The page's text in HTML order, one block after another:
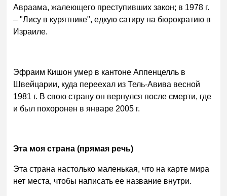
Авраама, жалеющего преступивших закон; в 1978 г.
– "Лисy в курятнике", едкую сатиру на бюрократию в
Израиле.
Эфраим Кишон умер в кантоне Аппенцелль в
Швейцарии, куда переехал из Тель-Авива весной
1981 г. В свою страну он вернулся после смерти, где
и был похоронен в январе 2005 г.
Эта моя страна (прямая речь)
Эта страна настолько маленькая, что на карте мира
нет места, чтобы написать ее название внутри.